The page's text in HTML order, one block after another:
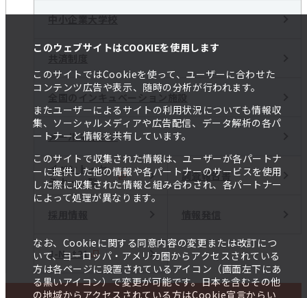
このウェブサイトはCOOKIEを使用します
このサイトではCookieを使って、ユーザーに合わせた
コンテンツ広告や表示、随時の分析が行われます。
またユーザーによるサイトの利用状況についても情報収
集、ソーシャルメディアや広告配信、データ解析の各パ
ートナーと情報を共有しています。
このサイトで収集された情報は、ユーザーが各パートナ
ーに提供した他の情報や各パートナーのサービスを使用
した際に収集された情報と組み合わされ、各パートナー
によって処理が異なります。
なお、Cookieに関する同意内容の変更または改訂につ
いて、ヨーロッパ・アメリカ圏からアクセスされている
方は各ページに設置されているアイコン（画面左下にあ
る黒いアイコン）で変更が可能です。日本を含むその他
の地域からアクセスされている方はCookie宣言からい
メールマガジン
イベント・セ
ミナー一覧
調査報告書
J-Net21